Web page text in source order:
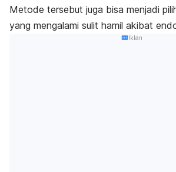
Metode tersebut juga bisa menjadi
yang mengalami sulit hamil akibat
Iklan